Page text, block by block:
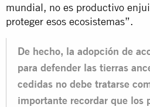
mundial, no es productivo
proteger esos ecosistemas”.
De hecho, la adopción de
para defender las tierras
cedidas no debe tratarse
importante recordar que los